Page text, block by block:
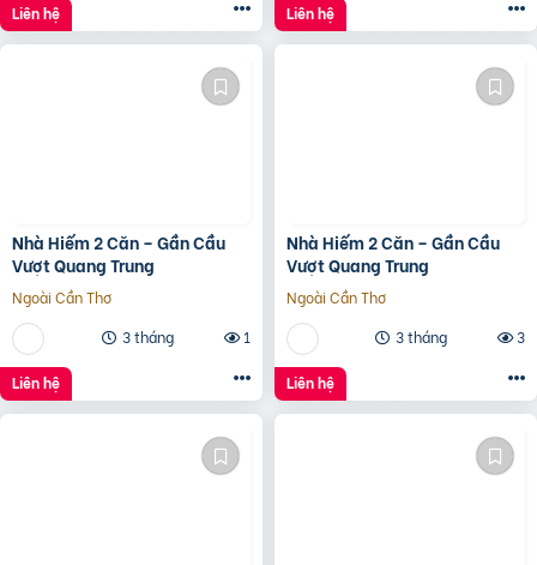
Liên hệ Liên hệ
Nhà Hiếm 2 Căn – Gần Cầu
Vượt Quang Trung
Ngoài Cần Thơ
3 tháng
1
Liên hệ
Nhà Hiếm 2 Căn – Gần Cầu
Vượt Quang Trung
Ngoài Cần Thơ
3 tháng
3
Liên hệ